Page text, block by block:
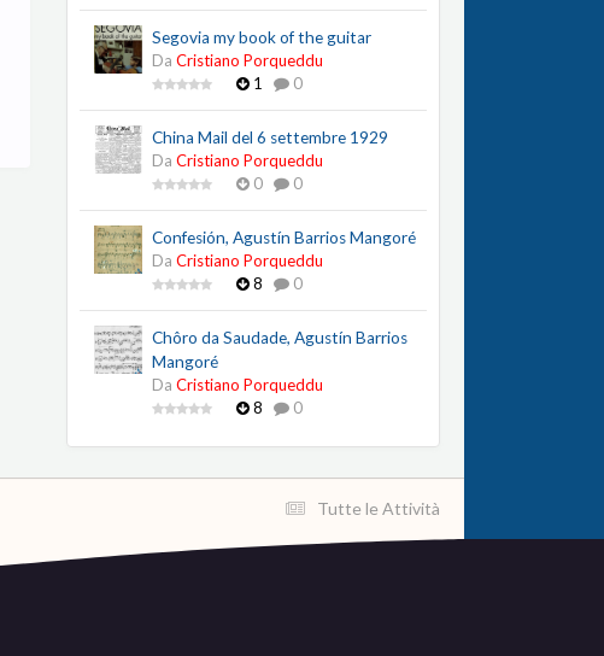
Segovia my book of the guitar
Da Cristiano Porqueddu
1
0
China Mail del 6 settembre 1929
Da Cristiano Porqueddu
0
0
Confesión, Agustín Barrios Mangoré
Da Cristiano Porqueddu
8
0
Chôro da Saudade, Agustín Barrios
Mangoré
Da Cristiano Porqueddu
8
0
Tutte le Attività